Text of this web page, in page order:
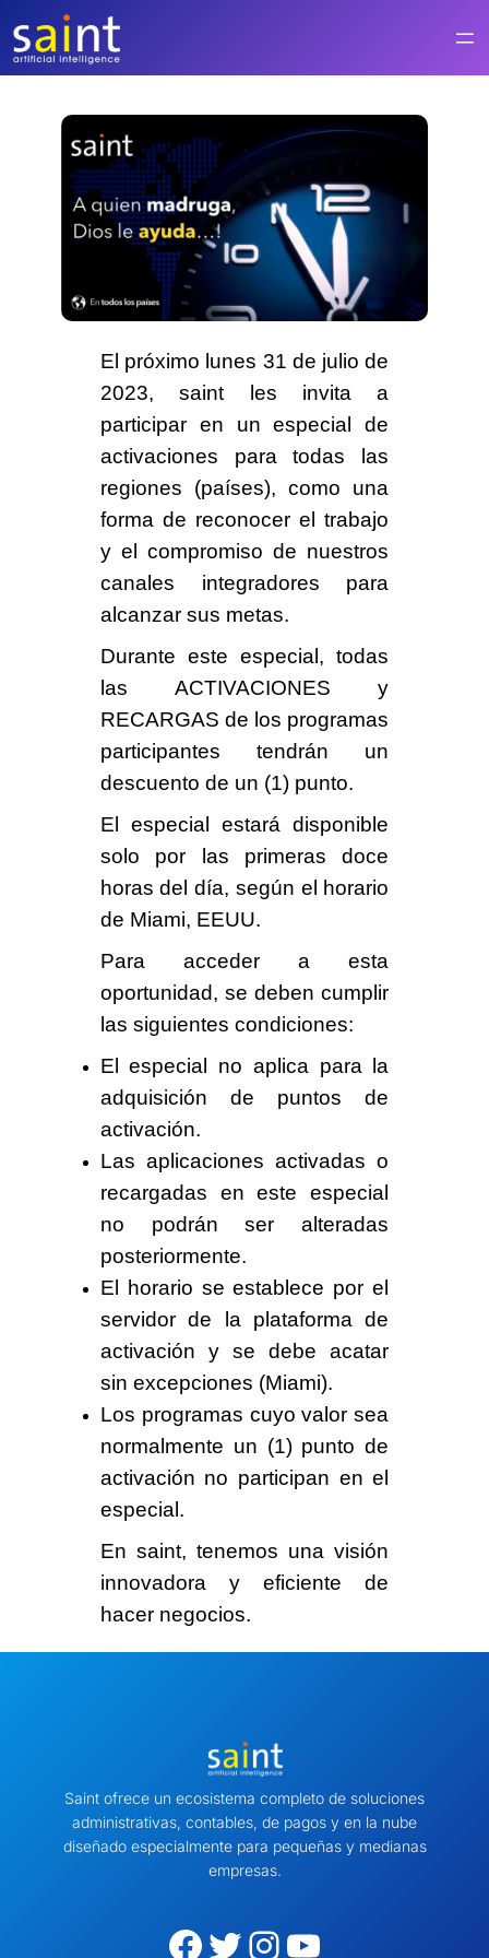
contenido
El próximo lunes 31 de julio de
2023, saint les invita a
participar en un especial de
activaciones paratodas las
regiones (países), como una
forma de reconocer el trabajo
y el compromiso de nuestros
canales integradores para
alcanzar sus metas.
Durante este especial, todas
las ACTIVACIONES y
RECARGAS de los programas
participantes tendrán un
descuento de un (1) punto.
El especial estará disponible
solo por
las primeras doce
horas del día, según el horario
de Miami, EEUU.
Para acceder a esta
oportunidad, se deben cumplir
las siguientes condiciones:
El especial no aplica para la
adquisición de puntos de
activación.
Las aplicaciones activadas o
recargadas en este especial
no podrán ser alteradas
posteriormente.
El horario se establece porel
servidor de la plataforma de
activación y se debe acatar
sin excepciones (Miami).
Los programas cuyo valor sea
normalmente un (1) punto de
activación no participan en el
especial.
En saint, tenemos una visión
innovadora y eficiente de
hacer negocios.
Saint ofrece un ecosistema completo de soluciones
administrativas, contables, de pagos y en la nube
diseñado especialmente para pequeñas y medianas
empresas.
Facebook Twitter Instagram YouTube